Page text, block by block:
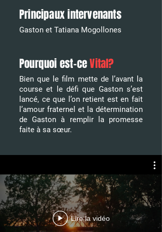
Principaux intervenants
Gaston et Tatiana Mogollones
Pourquoi est-ceVital?
Bien que le film mette de l’avant la
course et le défi que Gaston s’est
lancé, ce que l’on retient est en fait
l’amour fraternel et la détermination
de Gaston à remplir la promesse
faite à sa sœur.
Lire la vidéo